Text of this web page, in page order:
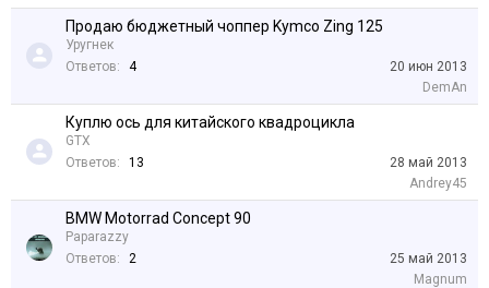
Продаю бюджетный чоппер Kymco Zing 125
Уругнек
Ответов:
4
20 июн 2013
DemAn
Куплю ось для китайского квадроцикла
GTX
Ответов:
13
28 май 2013
Andrey45
BMW Motorrad Concept 90
Paparazzy
Ответов:
2
25 май 2013
Magnum